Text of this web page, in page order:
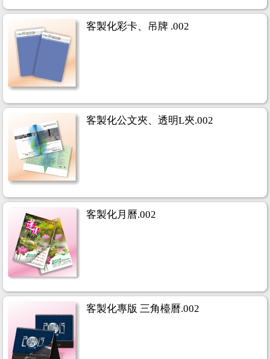
客製化彩卡、吊牌 .002
客製化公文夾、透明L夾.002
客製化月曆.002
客製化專版 三角檯曆.002